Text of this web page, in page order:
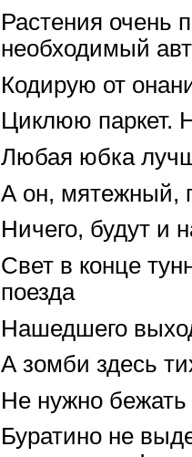
Растения очень
необходимый
Кодирую от
Циклюю паркет.
Любая юбка
А он, мятежный,
Ничего, будут и
Свет в конце
поезда
Нашедшего
А зомби здесь
Не нужно
Буратино не